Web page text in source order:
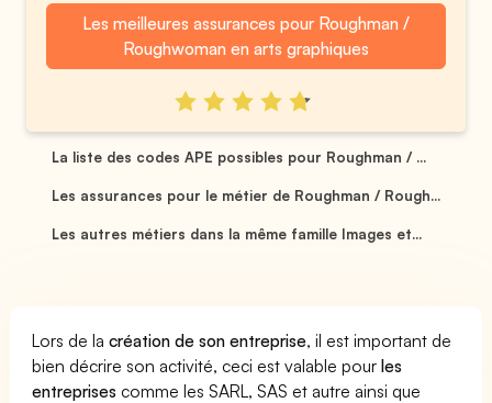
Les meilleures assurances pour Roughman /
Roughwoman en arts graphiques
La liste des codes APE possibles pour Roughman / ...
Les assurances pour le métier de Roughman / Rough...
Les autres métiers dans la même famille Images et...
Lors de lacréation de son entreprise, il est important de
bien décrire son activité, ceci est valable pourles
entreprises comme les SARL, SAS et autre ainsi que